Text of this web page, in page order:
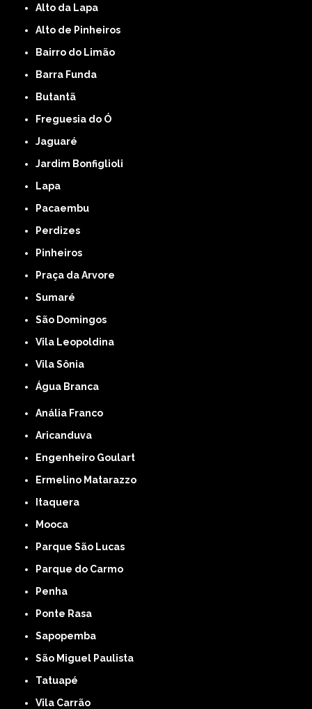
Alto da Lapa
Alto de Pinheiros
Bairro do Limão
Barra Funda
Butantã
Freguesia do Ó
Jaguaré
Jardim Bonfiglioli
Lapa
Pacaembu
Perdizes
Pinheiros
Praça da Arvore
Sumaré
São Domingos
Vila Leopoldina
Vila Sônia
Água Branca
Anália Franco
Aricanduva
Engenheiro Goulart
Ermelino Matarazzo
Itaquera
Mooca
Parque São Lucas
Parque do Carmo
Penha
Ponte Rasa
Sapopemba
São Miguel Paulista
Tatuapé
Vila Carrão